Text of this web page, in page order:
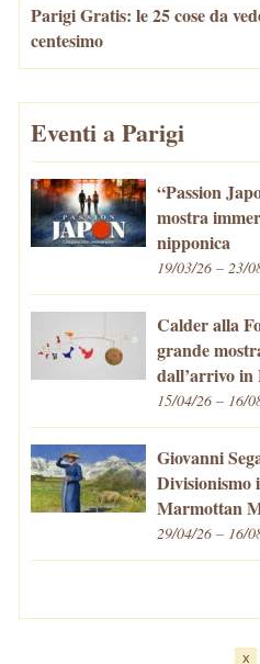
Parigi Gratis: le 25 cose da
centesimo
Eventi a Parigi
“Passion
mostra
nipponica
19/03/26 – 23/
Calder alla
grande
dall’arrivo in
15/04/26 – 16/
Giovanni
Divisionismo
Marmottan
29/04/26 – 16/
x